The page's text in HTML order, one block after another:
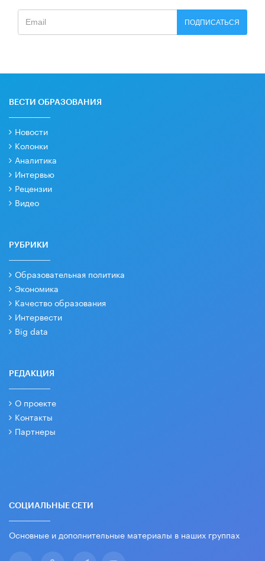
ПОДПИСАТЬСЯ
ВЕСТИ ОБРАЗОВАНИЯ
Новости
Колонки
Аналитика
Интервью
Рецензии
Видео
РУБРИКИ
Образовательная политика
Экономика
Качество образования
Интервести
Big data
РЕДАКЦИЯ
О проекте
Контакты
Партнеры
СОЦИАЛЬНЫЕ СЕТИ
Основные и дополнительные материалы в наших группах